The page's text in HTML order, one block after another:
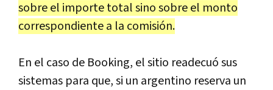
sobre el importe total sino sobre el monto
correspondiente a la comisión.
En el caso de Booking, el sitio readecuó sus
sistemas para que, si un argentino reserva un